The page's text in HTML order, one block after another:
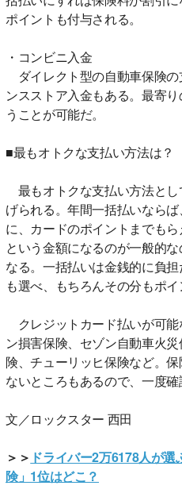
ポイントも付与される。
・コンビニ入金
ダイレクト型の自動車保険
ンスストア入金もある。最寄
うことが可能だ。
■最もオトクな支払い方法は？
最もオトクな支払い方法と
げられる。年間一括払いなら
に、カードのポイントまでも
という金額になるのが一般的
なる。一括払いは金銭的に負
も選べ、もちろんその分もポイ
クレジットカード払いが可
ン損害保険、セゾン自動車火
険、チューリッヒ保険など。
ないところもあるので、一度確
文／ロックスター 西田
＞＞ ドライバー2万6178人が
険」1位はどこ？